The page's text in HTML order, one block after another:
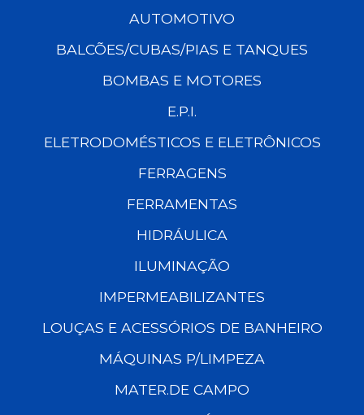
AUTOMOTIVO
BALCÕES/CUBAS/PIAS E TANQUES
BOMBAS E MOTORES
E.P.I.
ELETRODOMÉSTICOS E ELETRÔNICOS
FERRAGENS
FERRAMENTAS
HIDRÁULICA
ILUMINAÇÃO
IMPERMEABILIZANTES
LOUÇAS E ACESSÓRIOS DE BANHEIRO
MÁQUINAS P/LIMPEZA
MATER.DE CAMPO